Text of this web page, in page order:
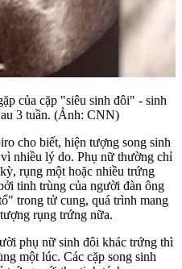
của cặp "siêu sinh đôi" - sinh
3 tuần. (Ảnh: CNN)
cho biết, hiện tượng song sinh
nhiều lý do. Phụ nữ thường chỉ
rụng một hoặc nhiều trứng
tinh trùng của người đàn ông
trong tử cung, quá trình mang
rụng trứng nữa.
phụ nữ sinh đôi khác trứng thì
một lúc. Các cặp song sinh